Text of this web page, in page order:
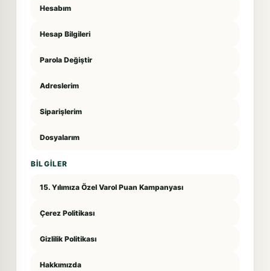
Hesabım
Hesap Bilgileri
Parola Değiştir
Adreslerim
Siparişlerim
Dosyalarım
BILGILER
15. Yılımıza Özel Varol Puan Kampanyası
Çerez Politikası
Gizlilik Politikası
Hakkımızda